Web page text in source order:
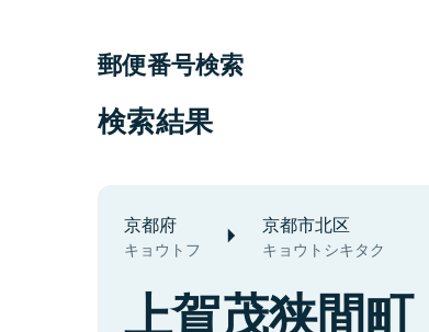
郵便番号検索
検索結果
京都府
キョウトフ
京都市北区
キョウトシキタク
上賀茂狭間町